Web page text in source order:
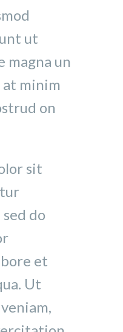
ut
magna un
at minim
on
sit
do
et
Ut